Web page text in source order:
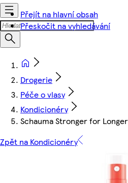
Přejít na hlavní obsah
Přeskočit na vyhledávání
Drogerie
Péče o vlasy
Kondicionéry
Schauma Stronger for
Zpět na Kondicionéry